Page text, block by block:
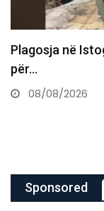
Vdes ish-
08/08/2026
Sponsored